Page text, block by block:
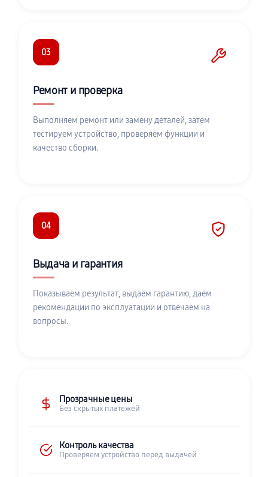
03
Ремонт и проверка
Выполняем ремонт или замену деталей, затем
тестируем устройство, проверяем функции и
качество сборки.
04
Выдача и гарантия
Показываем результат, выдаём гарантию, даём
рекомендации по эксплуатации и отвечаем на
вопросы.
Прозрачные цены
Без скрытых платежей
Контроль качества
Проверяем устройство перед выдачей